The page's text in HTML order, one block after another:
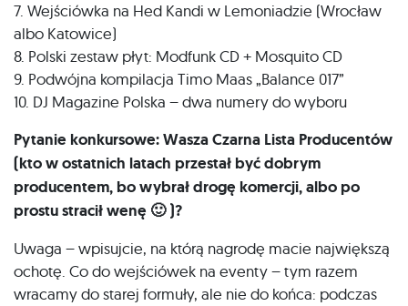
7. Wejściówka na Hed Kandi w Lemoniadzie (Wrocław
albo Katowice)
8. Polski zestaw płyt: Modfunk CD + Mosquito CD
9. Podwójna kompilacja Timo Maas „Balance 017”
10. DJ Magazine Polska – dwa numery do wyboru
Pytanie konkursowe: Wasza Czarna Lista Producentów
(kto w ostatnich latach przestał być dobrym
producentem, bo wybrał drogę komercji, albo po
prostu stracił wenę 🙂 )?
Uwaga – wpisujcie, na którą nagrodę macie największą
ochotę. Co do wejściówek na eventy – tym razem
wracamy do starej formuły, ale nie do końca: podczas